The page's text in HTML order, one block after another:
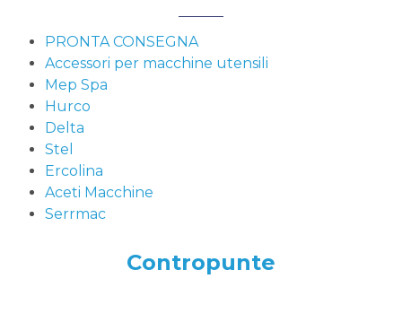
PRONTA CONSEGNA
Accessori per macchine utensili
Mep Spa
Hurco
Delta
Stel
Ercolina
Aceti Macchine
Serrmac
Contropunte